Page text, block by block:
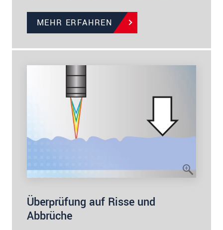
MEHR ERFAHREN
Überprüfung auf Risse und
Abbrüche